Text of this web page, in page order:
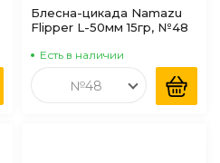
Блесна-цикада Namazu
Flipper L-50мм 15гр, №48
Есть в наличии
№48